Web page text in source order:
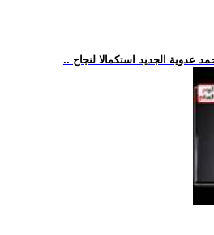
عدوية الجديد استكمالا لنجاح